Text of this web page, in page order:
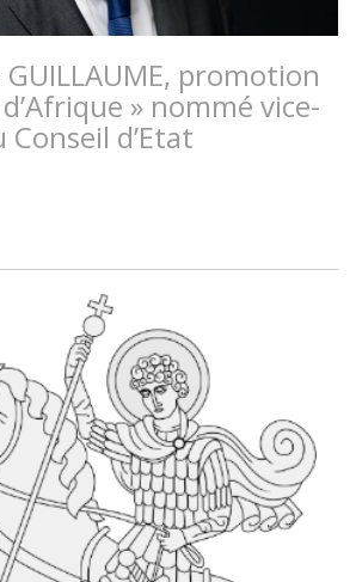
GUILLAUME, promotion
» nommé vice-
d’Etat